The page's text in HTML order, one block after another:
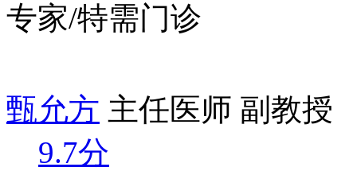
专家/特需门诊
甄允方 主任医师 副教授
9.7分